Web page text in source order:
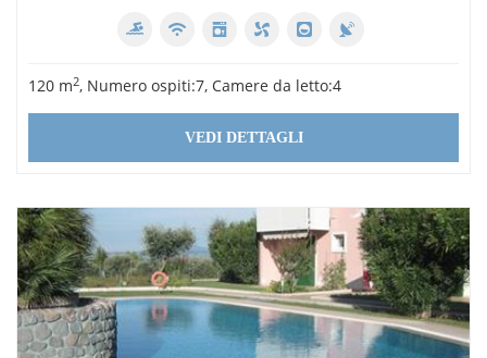
120 m2, Numero ospiti:7, Camere da letto:4
VEDI DETTAGLI